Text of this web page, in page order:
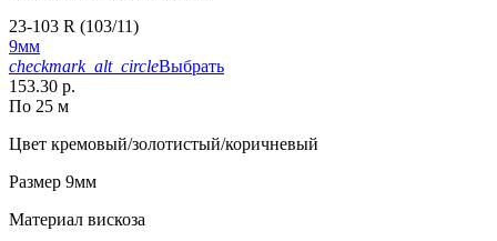
23-103 R (103/11)
9мм
checkmark_alt_circleВыбрать
153.30 р.
По 25 м
Цвет кремовый/золотистый/коричневый
Размер 9мм
Материал вискоза